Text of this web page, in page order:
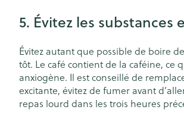
5. Évitez les substances
Évitez autant que possible de boire
tôt. Le café contient de la caféine,
anxiogène. Il est conseillé de
excitante, évitez de fumer avant
repas lourd dans les trois heures